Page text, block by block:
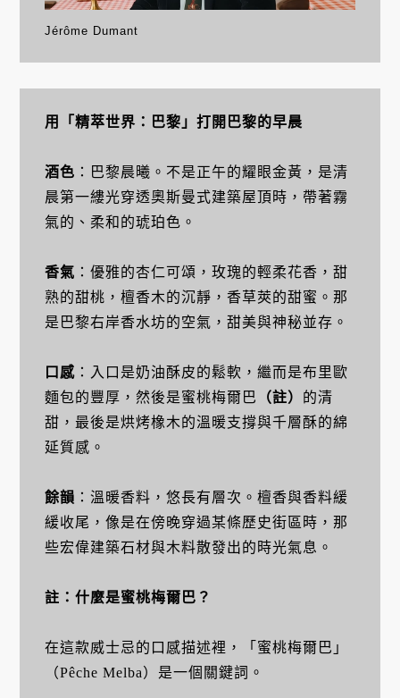
Jérôme Dumant
用「精萃世界：巴黎」打開巴黎的早晨
酒色 ：巴黎晨曦。不是正午的耀眼金黃，是清
晨第一縷光穿透奧斯曼式建築屋頂時，帶著霧
氣的、柔和的琥珀色。
香氣 ：優雅的杏仁可頌，玫瑰的輕柔花香，甜
熟的甜桃，檀香木的沉靜，香草莢的甜蜜。那
是巴黎右岸香水坊的空氣，甜美與神秘並存。
口感：入口是奶油酥皮的鬆軟，繼而是布里歐
麵包的豐厚，然後是蜜桃梅爾巴
（註） 的清
甜，最後是烘烤橡木的溫暖支撐與千層酥的綿
延質感。
餘韻 ：溫暖香料，悠長有層次。檀香與香料緩
緩收尾，像是在傍晚穿過某條歷史街區時，那
些宏偉建築石材與木料散發出的時光氣息。
註：什麼是蜜桃梅爾巴？
在這款威士忌的口感描述裡，「蜜桃梅爾巴」
（Pêche Melba）是一個關鍵詞。